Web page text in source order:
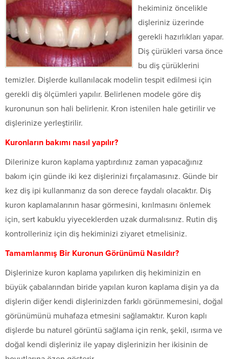
hekiminiz öncelikle
dişleriniz üzerinde
gerekli hazırlıkları yapar.
Diş çürükleri varsa önce
bu diş çürüklerini
temizler. Dişlerde kullanılacak modelin tespit edilmesi için
gerekli diş ölçümleri yapılır. Belirlenen modele göre diş
kuronunun son hali belirlenir. Kron istenilen hale getirilir ve
dişlerinize yerleştirilir.
Kuronların bakımı nasıl yapılır?
Dilerinize kuron kaplama yaptırdınız zaman yapacağınız
bakım için günde iki kez dişlerinizi fırçalamasınız. Günde bir
kez diş ipi kullanmanız da son derece faydalı olacaktır. Diş
kuron kaplamalarının hasar görmesini, kırılmasını önlemek
için, sert kabuklu yiyeceklerden uzak durmalısınız. Rutin diş
kontrolleriniz için diş hekiminizi ziyaret etmelisiniz.
Tamamlanmış Bir Kuronun Görünümü Nasıldır?
Dişlerinize kuron kaplama yapılırken diş hekiminizin en
büyük çabalarından biride yapılan kuron kaplama dişin ya da
dişlerin diğer kendi dişlerinizden farklı görünmemesini, doğal
görünümünü muhafaza etmesini sağlamaktır. Kuron kaplı
dişlerde bu naturel görüntü sağlama için renk, şekil, ısırma ve
doğal kendi dişleriniz ile yapay dişlerinizin her ikisinin de